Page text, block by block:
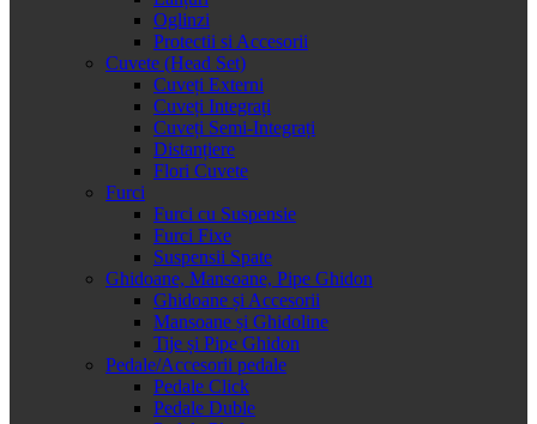
Oglinzi
Protectii si Accesorii
Cuvete (Head Set)
Cuveți Externi
Cuveți Integrați
Cuveți Semi-Integrați
Distanțiere
Flori Cuvete
Furci
Furci cu Suspensie
Furci Fixe
Suspensii Spate
Ghidoane, Mansoane, Pipe Ghidon
Ghidoane și Accesorii
Mansoane și Ghidoline
Tije și Pipe Ghidon
Pedale/Accesorii pedale
Pedale Click
Pedale Duble